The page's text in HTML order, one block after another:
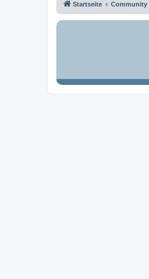
Startseite Community